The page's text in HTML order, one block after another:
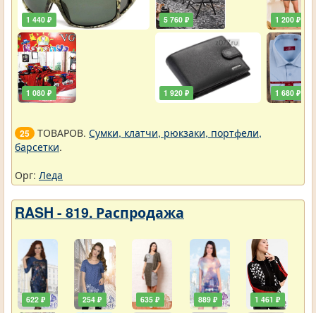
1 440 ₽
1 080 ₽
5 760 ₽
1 920 ₽
1 200 ₽
1 680 ₽
25 ТОВАРОВ. Сумки, клатчи, рюкзаки, портфели,
барсетки.
Орг: Леда
RASH - 819. Распродажа
622 ₽ 254 ₽ 635 ₽ 889 ₽ 1 461 ₽